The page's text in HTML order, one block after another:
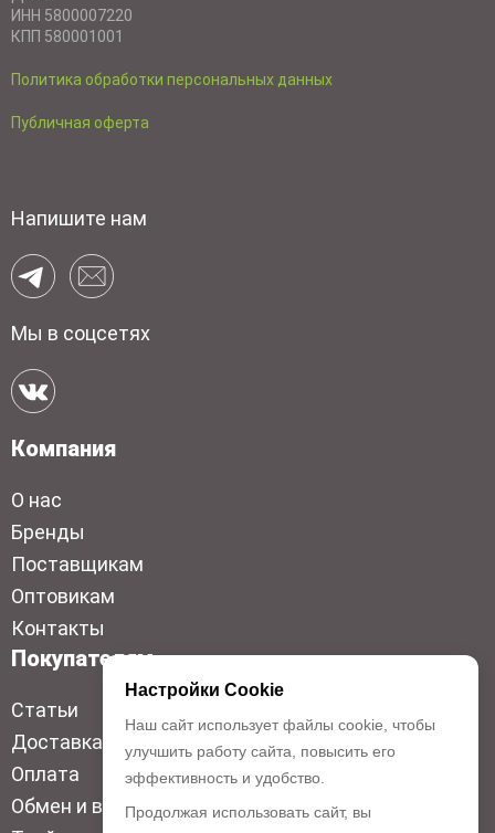
ИНН 5800007220
КПП 580001001
Политика обработки персональных данных
Публичная оферта
Напишите нам
Мы в соцсетях
Компания
О нас
Бренды
Поставщикам
Оптовикам
Контакты
Покупателям
Статьи
Доставка
Оплата
Обмен и возврат
Настройки Cookie
Наш сайт использует файлы cookie, чтобы
улучшить работу сайта, повысить его
эффективность и удобство.
Продолжая использовать сайт, вы